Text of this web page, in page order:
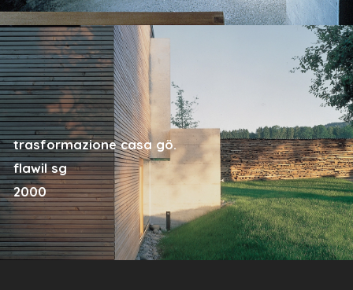
trasformazione casa gö.
flawil sg
2000